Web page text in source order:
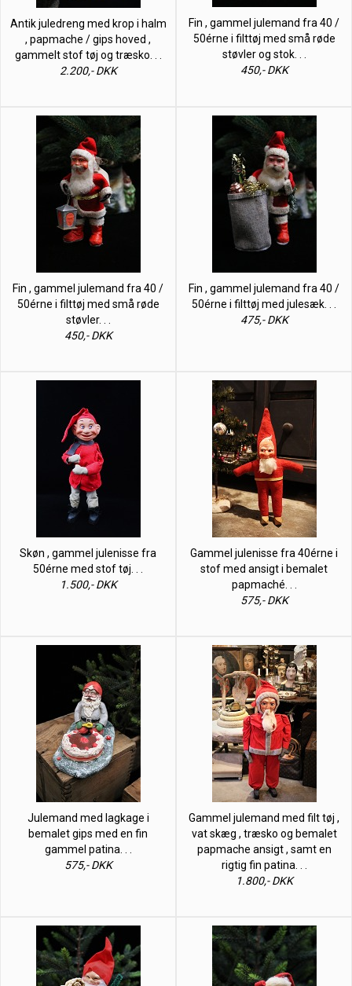
Antik juledreng med krop i halm
, papmache / gips hoved ,
gammelt stof tøj og træsko. . .
2.200,- DKK
Fin , gammel julemand fra 40 /
50érne i filttøj med små røde
støvler og stok. . .
450,- DKK
Fin , gammel julemand fra 40 /
50érne i filttøj med små røde
støvler. . .
450,- DKK
Fin , gammel julemand fra 40 /
50érne i filttøj med julesæk. . .
475,- DKK
Skøn , gammel julenisse fra
50érne med stof tøj. . .
1.500,- DKK
Gammel julenisse fra 40érne i
stof med ansigt i bemalet
papmaché. . .
575,- DKK
Julemand med lagkage i
bemalet gips med en fin
gammel patina. . .
575,- DKK
Gammel julemand med filt tøj ,
vat skæg , træsko og bemalet
papmache ansigt , samt en
rigtig fin patina. . .
1.800,- DKK